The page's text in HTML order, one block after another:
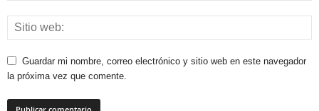
Guardar mi nombre, correo electrónico y sitio web en este navegador
la próxima vez que comente.